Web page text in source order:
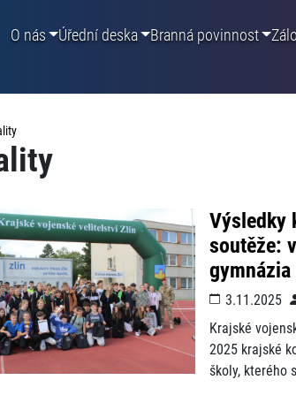
O nás Úřední deska Branná povinnost
Výsledky
soutěže:
gymnázia
3.11.2025
Krajské
2025 krajské
školy, kterého